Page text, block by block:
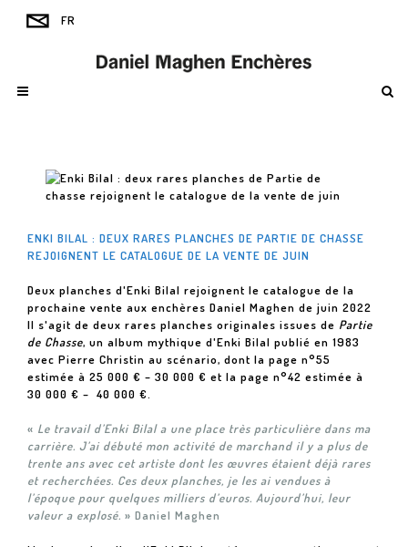
ENKI BILAL : DEUX RARES PLANCHES DE PARTIE DE CHASSE
REJOIGNENT LE CATALOGUE DE LA VENTE DE JUIN
Deux planches d'Enki Bilal rejoignent le catalogue de la
prochaine vente aux enchères Daniel Maghen de juin 2022
Il s'agit de deux rares planches originales issues de Partie
de Chasse, un album mythique d'Enki Bilal publié en 1983
avec Pierre Christin au scénario, dont la page n°55
estimée à 25 000 € – 30 000 € et la page n°42 estimée à
30 000 € – 40 000 €.
« Le travail d’Enki Bilal a une place très particulière dans ma
carrière. J’ai débuté mon activité de marchand il y a plus de
trente ans avec cet artiste dont les œuvres étaient déjà rares
et recherchées. Ces deux planches, je les ai vendues à
l’époque pour quelques milliers d’euros. Aujourd’hui, leur
valeur a explosé. » Daniel Maghen